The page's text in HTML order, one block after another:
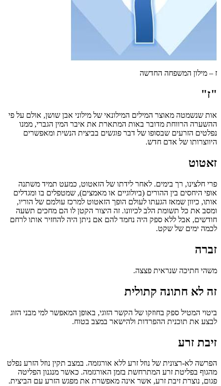
ז – מילון המשפחה החדשה
"ז"
אות שנשמטה מאוצר המילים המילונאי של מילוני אבן שושן, אולם על פי
ההשערה הרווחת מדובר באות המתארת את איבר המין הגברי, ממנו
נפלטים הזרעים שבסופו של דבר פוגשים בביצית הנשית ומאפשרים
היווצרותו של אדם חדש.
זאטוט
פרי חלצינו, רך בימים. לאחר לידתו של הזאטוט, כמעט תמיד משתנה
אופי היחסים בין ההורים (ביולוגיים או מאמצים), שמטפלים בו ומגדלים
אותו, כיוון שמאז הגעתו לעולם הופך הזאטוט למרכז עולמם של הוריו,
ומסב את כל תשומת הלב לכיוונו. זה היצור הקטן לו הם מחכים תשעה
חודשים, אבל ללא ספק היה נחמד להם אם ניתן היה להחזיר אותו לרחם
לכמה ימים של שקט.
זברה
משהי חתיכה שנראית פצצה.
זה לא חתונה קתולית
ביטוי המטיל ספק בחוזקו של הקשר הזוגי, באופן המאפשר למי מבני הזוג
לבצע את תוכנית ההפרדות ולהישאר במצב בטוח.
זיבת זרע
הפרשה לא-רצונית של נוזל זרע ללא אורגזמה. במצב תקין נוזל הזרע נפלט
מהגוף בפליטת זרע המתרחשת בזמן האורגזמה. כאשר מנגנון הפליטה
פגום, נוצרת זיבת זרע, אשר אינה מאפשרת את מפגש הזרע עם הביצית.